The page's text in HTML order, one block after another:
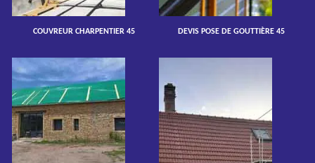
COUVREUR CHARPENTIER 45 DEVIS POSE DE GOUTTIÈRE 45